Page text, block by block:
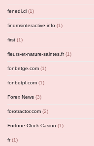
fenedi.cl (1)
findmsinteractive.info (1)
first (1)
fleurs-et-nature-saintes.fr(1)
fonbetge.com (1)
fonbetpl.com (1)
Forex News (3)
forotractor.com (2)
Fortune Clock Casino (1)
fr(1)